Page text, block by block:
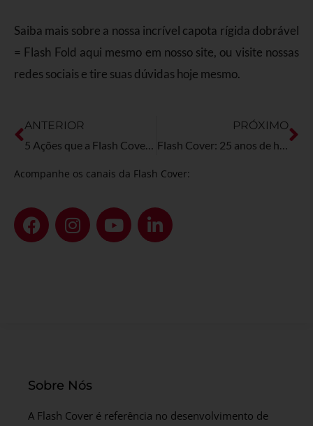
Saiba mais sobre a nossa incrível capota rígida dobrável
= Flash Fold aqui mesmo em nosso site, ou visite nossas
redes sociais e tire suas dúvidas hoje mesmo.
ANTERIOR
5 Ações que a Flash Cover faz para preservar o meio ambiente
PRÓXIMO
Flash Cover: 25 anos de história, inovação e paixão por picapes
Acompanhe os canais da Flash Cover:
Sobre Nós
A Flash Cover é referência no desenvolvimento de